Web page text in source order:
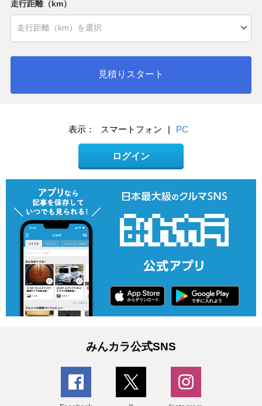
走行距離（km）
見積りスタート
表示： スマートフォン | PC
ログイン
みんカラ公式SNS